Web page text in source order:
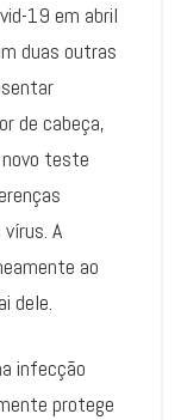
19 em abril
duas outras
de cabeça,
teste
A
ao
dele.
infecção
protege